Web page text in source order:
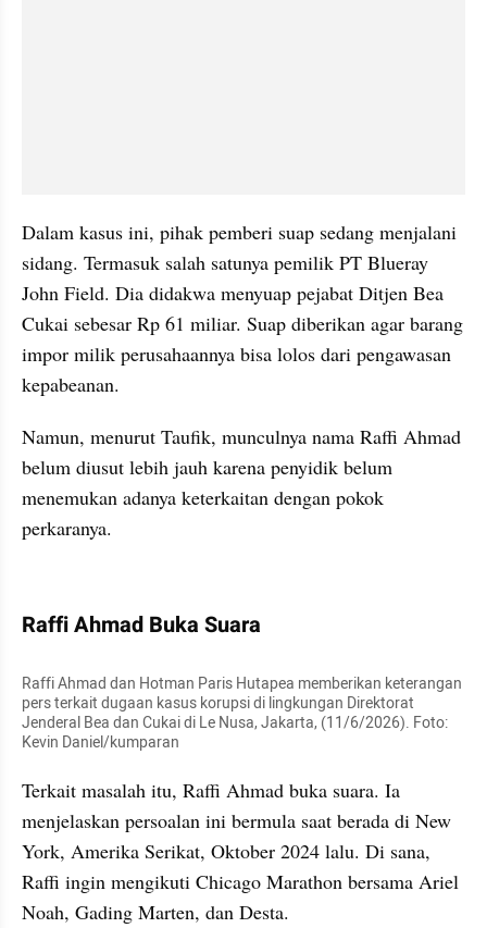
Dalam kasus ini, pihak pemberi suap sedang menjalani
sidang. Termasuk salah satunya pemilik PT Blueray
John Field. Dia didakwa menyuap pejabat Ditjen Bea
Cukai sebesar Rp 61 miliar. Suap diberikan agar barang
impor milik perusahaannya bisa lolos dari pengawasan
kepabeanan.
Namun, menurut Taufik, munculnya nama Raffi Ahmad
belum diusut lebih jauh karena penyidik belum
menemukan adanya keterkaitan dengan pokok
perkaranya.
Raffi Ahmad Buka Suara
Raffi Ahmad dan Hotman Paris Hutapea memberikan keterangan
pers terkait dugaan kasus korupsi di lingkungan Direktorat
Jenderal Bea dan Cukai di Le Nusa, Jakarta, (11/6/2026). Foto:
Kevin Daniel/kumparan
Terkait masalah itu, Raffi Ahmad buka suara. Ia
menjelaskan persoalan ini bermula saat berada di New
York, Amerika Serikat, Oktober 2024 lalu. Di sana,
Raffi ingin mengikuti Chicago Marathon bersama Ariel
Noah, Gading Marten, dan Desta.